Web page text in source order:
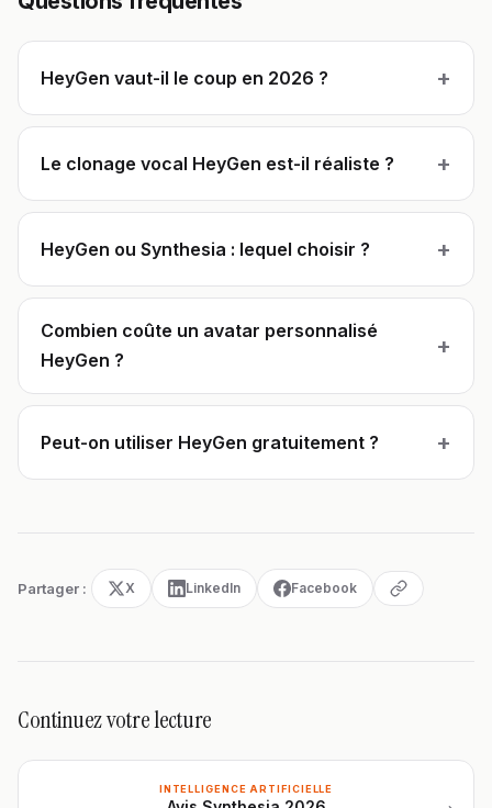
HeyGen vaut-il le coup en 2026 ? +
Le clonage vocal HeyGen est-il réaliste ? +
HeyGen ou Synthesia : lequel choisir ? +
Combien coûte un avatar personnalisé
HeyGen ?
+
Peut-on utiliser HeyGen gratuitement ? +
Partager : X LinkedIn Facebook
Continuez votre lecture
INTELLIGENCE ARTIFICIELLE